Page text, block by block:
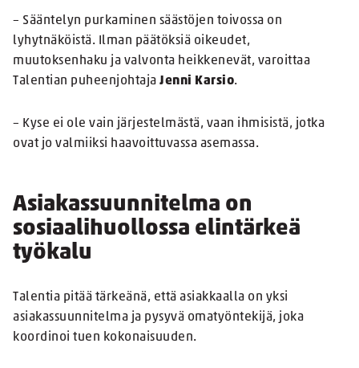
– Sääntelyn purkaminen säästöjen toivossa on
lyhytnäköistä. Ilman päätöksiä oikeudet,
muutoksenhaku ja valvonta heikkenevät, varoittaa
Talentian puheenjohtaja Jenni Karsio.
– Kyse ei ole vain järjestelmästä, vaan ihmisistä, jotka
ovat jo valmiiksi haavoittuvassa asemassa.
Asiakassuunnitelma on
sosiaalihuollossa elintärkeä
työkalu
Talentia pitää tärkeänä, että asiakkaalla on yksi
asiakassuunnitelma ja pysyvä omatyöntekijä, joka
koordinoi tuen kokonaisuuden.